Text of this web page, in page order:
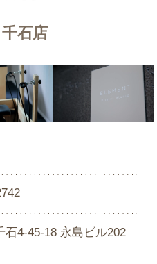
石店
石4-45-18 永島ビル202